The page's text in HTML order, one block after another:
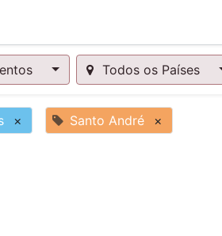
Todos os Países
× Santo André ×